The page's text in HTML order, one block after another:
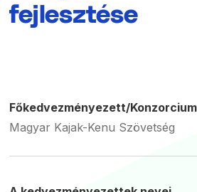
fejlesztése
Főkedvezményezett/
Magyar Kajak-Kenu Szövetség